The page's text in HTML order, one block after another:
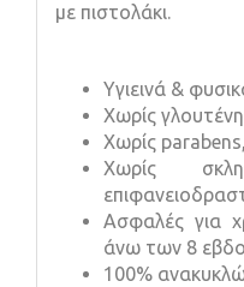
με πιστολάκι.
Υγιεινά &
Χωρίς
Χωρίς
Χωρίς
Ασφαλές για
άνω των 8
100%